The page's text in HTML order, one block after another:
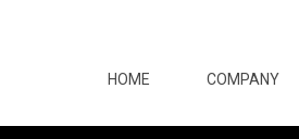
HOME COMPANY